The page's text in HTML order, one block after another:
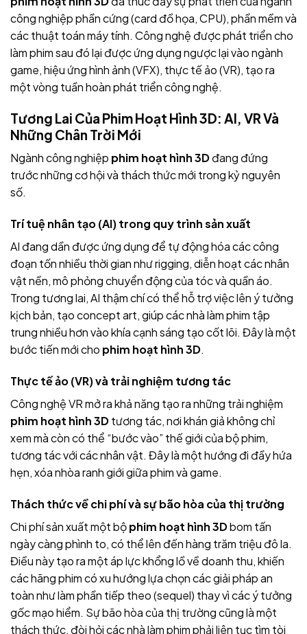
công nghiệp phần cứng (card đồ họa, CPU), phần mềm và
các thuật toán máy tính. Công nghệ được phát triển cho
làm phim sau đó lại được ứng dụng ngược lại vào ngành
game, hiệu ứng hình ảnh (VFX), thực tế ảo (VR), tạo ra
một vòng tuần hoàn phát triển công nghệ.
Tương Lai Của Phim Hoạt Hình 3D: AI, VR Và
Những Chân Trời Mới
Ngành công nghiệp phim hoạt hình 3Dđang đứng
trước những cơ hội và thách thức mới trong kỷ nguyên
số.
Trí tuệ nhân tạo (AI) trong quy trình sản xuất
AI đang dần được ứng dụng để tự động hóa các công
đoạn tốn nhiều thời gian như rigging, diễn hoạt các nhân
vật nền, mô phỏng chuyển động của tóc và quần áo.
Trong tương lai, AI thậm chí có thể hỗ trợ việc lên ý tưởng
kịch bản, tạo concept art, giúp các nhà làm phim tập
trung nhiều hơn vào khía cạnh sáng tạo cốt lõi. Đây là một
bước tiến mới cho phim hoạt hình 3D.
Thực tế ảo (VR) và trải nghiệm tương tác
Công nghệ VR mở ra khả năng tạo ra những trải nghiệm
phim hoạt hình 3Dtương tác, nơi khán giả không chỉ
xem mà còn có thể “bước vào” thế giới của bộ phim,
tương tác với các nhân vật. Đây là một hướng đi đầy hứa
hẹn, xóa nhòa ranh giới giữa phim và game.
Thách thức về chi phí và sự bão hòa của thị trường
Chi phí sản xuất một bộphim hoạt hình 3Dbom tấn
ngày càng phình to, có thể lên đến hàng trăm triệu đô la.
Điều này tạo ra một áp lực khổng lồ về doanh thu, khiến
các hãng phim có xu hướng lựa chọn các giải pháp an
toàn như làm phần tiếp theo (sequel) thay vì các ý tưởng
gốc mạo hiểm. Sự bão hòa của thị trường cũng là một
thách thức, đòi hỏi các nhà làm phim phải liên tục tìm tòi